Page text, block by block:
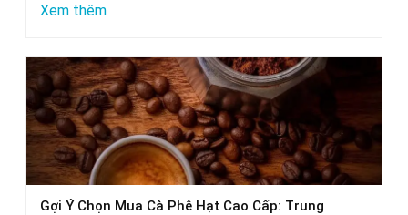
Xem thêm:
mùi
ô
tô
tốt
nhất:
Lời
Gợi Ý Chọn Mua Cà Phê Hạt Cao Cấp: Trung